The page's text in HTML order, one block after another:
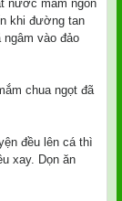
nước mắm ngon
khi đường tan
ngâm vào đảo
chua ngọt đã
đều lên cá thì
xay. Dọn ăn